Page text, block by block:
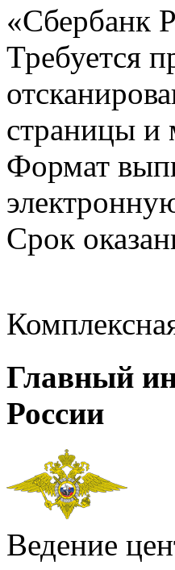
«Сбербанк
Требуется
страницы и
Формат
Срок
Главный
России
Ведение